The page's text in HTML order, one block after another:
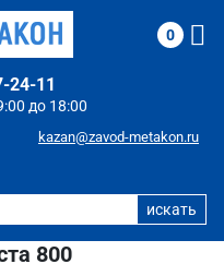
до 18:00
24-11
kazan@zavod-metakon.ru
0
800